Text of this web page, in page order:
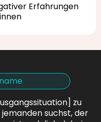
Erfahrungen
zu
suchst, der